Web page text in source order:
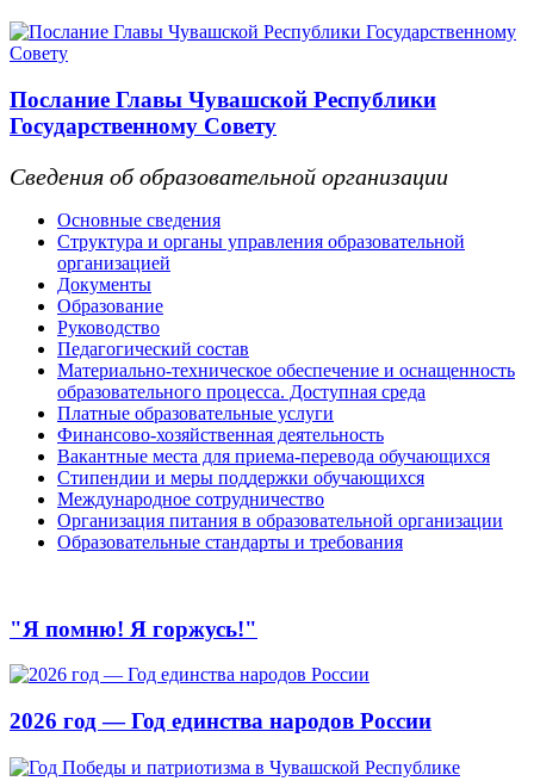
Послание Главы Чувашской Республики
Государственному Совету
Сведения об образовательной организации
Основные сведения
Структура и органы управления образовательной
организацией
Документы
Образование
Руководство
Педагогический состав
Материально-техническое обеспечение и оснащенность
образовательного процесса. Доступная среда
Платные образовательные услуги
Финансово-хозяйственная деятельность
Вакантные места для приема-перевода обучающихся
Стипендии и меры поддержки обучающихся
Международное сотрудничество
Организация питания в образовательной организации
Образовательные стандарты и требования
"Я помню! Я горжусь!"
2026 год — Год единства народов России